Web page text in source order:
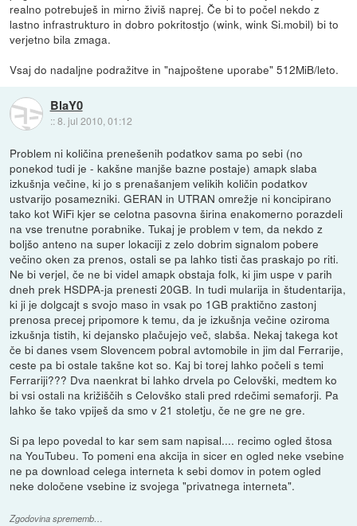
realno potrebuješ in mirno živiš naprej. Če bi to počel nekdo z
lastno infrastrukturo in dobro pokritostjo (wink, wink Si.mobil) bi to
verjetno bila zmaga.
Vsaj do nadaljne podražitve in "najpoštene uporabe" 512MiB/leto.
BlaY0
::8. jul 2010, 01:12
Problem ni količina prenešenih podatkov sama po sebi (no
ponekod tudi je - kakšne manjše bazne postaje) amapk slaba
izkušnja večine, ki jo s prenašanjem velikih količin podatkov
ustvarijo posamezniki. GERAN in UTRAN omrežje ni koncipirano
tako kot WiFi kjer se celotna pasovna širina enakomerno porazdeli
na vse trenutne porabnike. Tukaj je problem v tem, da nekdo z
boljšo anteno na super lokaciji z zelo dobrim signalom pobere
večino oken za prenos, ostali se pa lahko tisti čas praskajo po riti.
Ne bi verjel, če ne bi videl amapk obstaja folk, ki jim uspe v parih
dneh prek HSDPA-ja prenesti 20GB. In tudi mularija in študentarija,
ki ji je dolgcajt s svojo maso in vsak po 1GB praktično zastonj
prenosa precej pripomore k temu, da je izkušnja večine oziroma
izkušnja tistih, ki dejansko plačujejo več, slabša. Nekaj takega kot
če bi danes vsem Slovencem pobral avtomobile in jim dal Ferrarije,
ceste pa bi ostale takšne kot so. Kaj bi torej lahko počeli s temi
Ferrariji??? Dva naenkrat bi lahko drvela po Celovški, medtem ko
bi vsi ostali na križiščih s Celovško stali pred rdečimi semaforji. Pa
lahko še tako vpiješ da smo v 21 stoletju, če ne gre ne gre.
Si pa lepo povedal to kar sem sam napisal.... recimo ogled štosa
na YouTubeu. To pomeni ena akcija in sicer en ogled neke vsebine
ne pa download celega interneta k sebi domov in potem ogled
neke določene vsebine iz svojega "privatnega interneta".
Zgodovina sprememb…